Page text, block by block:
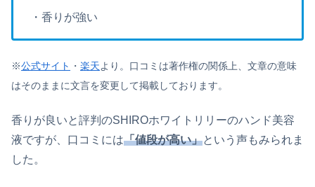
・香りが強い
※公式サイト ・ 楽天より。口コミは著作権の関係上、文章の意味
はそのままに文言を変更して掲載しております。
香りが良いと評判のSHIROホワイトリリーのハンド美容
液ですが、口コミには「値段が高い」という声もみられま
した。